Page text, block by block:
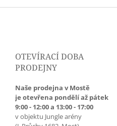
OTEVÍRACÍ DOBA
PRODEJNY
Naše prodejna v Mostě
je otevřena pondělí až pátek
9:00 - 12:00 a 13:00 - 17:00
v objektu Jungle arény